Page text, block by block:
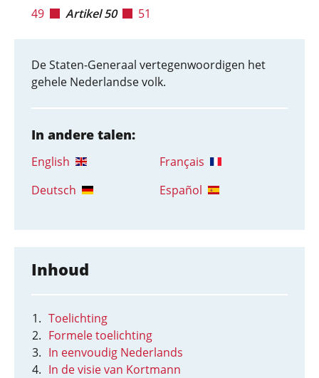
49 Artikel 50 51
De Staten-Generaal vertegenwoordigen het
gehele Nederlandse volk.
In andere talen:
English
Français
Deutsch
Español
Inhoud
Toelichting
Formele toelichting
In eenvoudig Nederlands
In de visie van Kortmann